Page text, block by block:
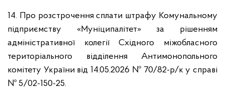
14. Про розстрочення сплати штрафу Комунальному
підприємству «Муніципалітет» за рішенням
адміністративної колегії Східного міжобласного
територіального відділення Антимонопольного
комітету України від 14.05.2026 № 70/82-р/к у справі
№ 5/02-150-25.